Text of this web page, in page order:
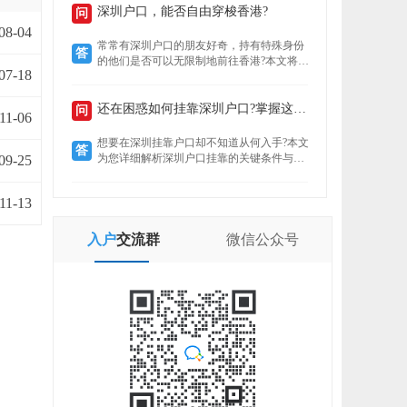
04
18
11-06
25
11-13
定就业者还是创业者，总有一条通道助你扎
自身条件，是高效落户的关键。
问 深圳户口，能否自由穿梭香港?
答
常常有深圳户口的朋友好奇，持有特殊身份
的他们是否可以无限制地前往香港?本文将揭
问 还在困惑如何挂靠深圳户口?掌握这些要点轻松...
答
想要在深圳挂靠户口却不知道从何入手?本文
为您详细解析深圳户口挂靠的关键条件与所
入户交流群 微信公众号